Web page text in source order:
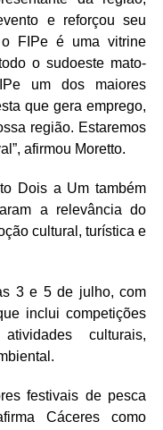
e reforçou seu
FIPe é uma vitrine
o sudoeste mato-
um dos maiores
que gera emprego,
região. Estaremos
afirmou Moretto.
Dois a Um também
a relevância do
cultural, turística e
3 e 5 de julho, com
inclui competições
culturais,
festivais de pesca
Cáceres como